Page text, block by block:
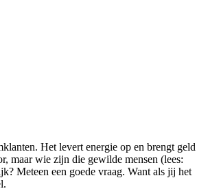
Het levert energie op en brengt geld
maar wie zijn die gewilde mensen (lees:
Meteen een goede vraag. Want als jij het